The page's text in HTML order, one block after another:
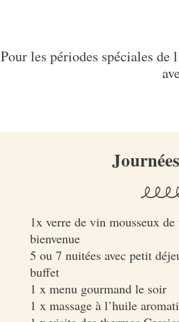
Pour les périodes spéciales de
1x verre de vin mousseux
bienvenue
5 ou 7 nuitées avec petit
buffet
1 x menu gourmand le soir
1 x massage à l’huile